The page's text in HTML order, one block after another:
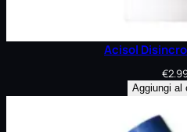
Acisol
€
Aggiungi al